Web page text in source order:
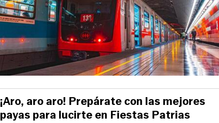
¡Aro, aro aro! Prepárate con las mejores
payas para lucirte en Fiestas Patrias